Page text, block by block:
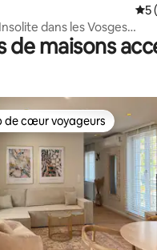
5
dans les Vosges
de maisons
cœur voyageurs les plus
de cœur voyageurs